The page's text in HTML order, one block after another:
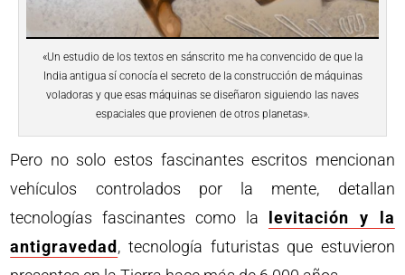
«Un estudio de los textos en sánscrito me ha convencido de que la
India antigua sí conocía el secreto de la construcción de máquinas
voladoras y que esas máquinas se diseñaron siguiendo las naves
espaciales que provienen de otros planetas».
Pero no solo estos fascinantes escritos mencionan
vehículos controlados por la mente, detallan
tecnologías fascinantes como la
levitación y la
antigravedad , tecnología futuristas que estuvieron